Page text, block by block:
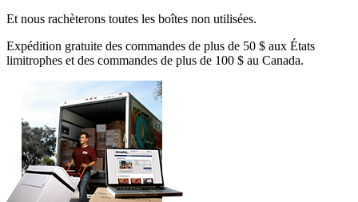
Et nous rachèterons toutes les boîtes non utilisées.
Expédition gratuite des commandes de plus de 50 $ aux États
limitrophes et des commandes de plus de 100 $ au Canada.